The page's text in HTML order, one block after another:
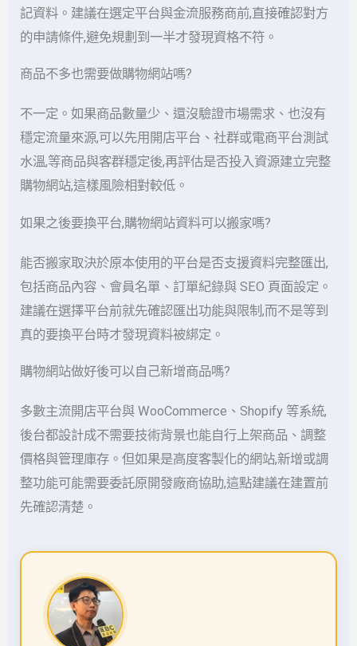
記資料。建議在選定平台與金流服務商前,直接確認對方
的申請條件,避免規劃到一半才發現資格不符。
商品不多也需要做購物網站嗎?
不一定。如果商品數量少、還沒驗證市場需求、也沒有
穩定流量來源,可以先用開店平台、社群或電商平台測試
水溫,等商品與客群穩定後,再評估是否投入資源建立完整
購物網站,這樣風險相對較低。
如果之後要換平台,購物網站資料可以搬家嗎?
能否搬家取決於原本使用的平台是否支援資料完整匯出,
包括商品內容、會員名單、訂單紀錄與 SEO 頁面設定。
建議在選擇平台前就先確認匯出功能與限制,而不是等到
真的要換平台時才發現資料被綁定。
購物網站做好後可以自己新增商品嗎?
多數主流開店平台與 WooCommerce、Shopify 等系統,
後台都設計成不需要技術背景也能自行上架商品、調整
價格與管理庫存。但如果是高度客製化的網站,新增或調
整功能可能需要委託原開發廠商協助,這點建議在建置前
先確認清楚。